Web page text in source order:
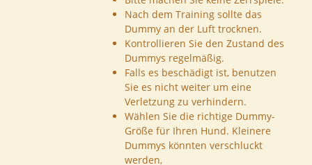
Nach dem Training sollte das
Dummy an der Luft trocknen.
Kontrollieren Sie den Zustand des
Dummys regelmäßig.
Falls es beschädigt ist, benutzen
Sie es nicht weiter um eine
Verletzung zu verhindern.
Wählen Sie die richtige Dummy-
Größe für Ihren Hund. Kleinere
Dummys könnten verschluckt
werden,